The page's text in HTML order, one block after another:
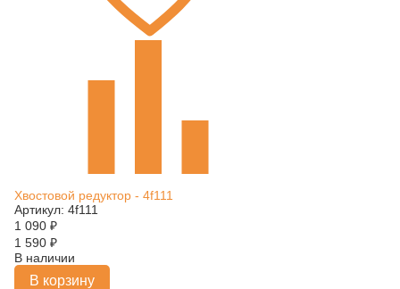
Хвостовой редуктор - 4f111
Артикул: 4f111
1 090 ₽
1 590 ₽
В наличии
В корзину